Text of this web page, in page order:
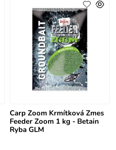
Carp Zoom Krmítková Zmes
Feeder Zoom 1 kg - Betain
Ryba GLM